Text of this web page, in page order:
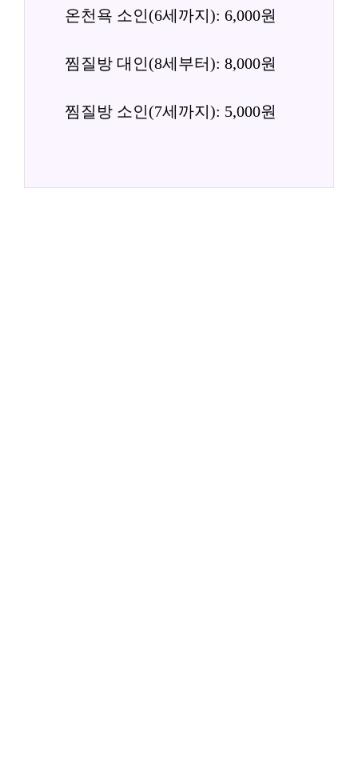
온천욕 소인(6세까지): 6,000원
찜질방 대인(8세부터): 8,000원
찜질방 소인(7세까지): 5,000원